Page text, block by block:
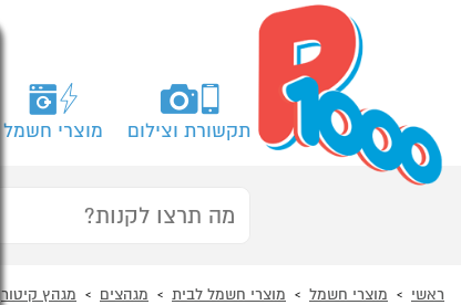
תקשורת וצילום מוצרי חשמל
ראשי מוצרי חשמל מוצרי חשמל לבית מגהצים מגהץ קיטור